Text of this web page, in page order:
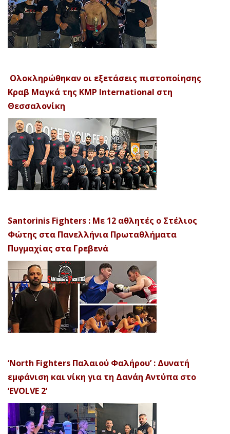
Ολοκληρώθηκαν οι εξετάσεις πιστοποίησης
Κραβ Μαγκά της KMP International στη
Θεσσαλονίκη
Santorinis Fighters : Με 12 αθλητές ο Στέλιος
Φώτης στα Πανελλήνια Πρωταθλήματα
Πυγμαχίας στα Γρεβενά
‘North Fighters Παλαιού Φαλήρου’ : Δυνατή
εμφάνιση και νίκη για τη Δανάη Αντύπα στο
‘EVOLVE 2’